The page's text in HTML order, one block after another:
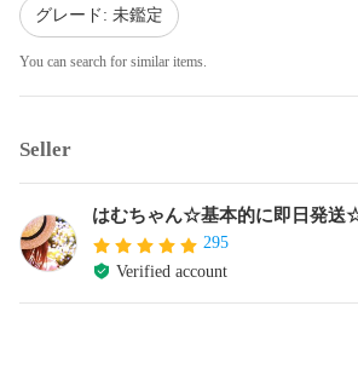
グレード: 未鑑定
You can search for similar items.
Seller
はむちゃん☆基本的に即日発送☆
295
Verified account